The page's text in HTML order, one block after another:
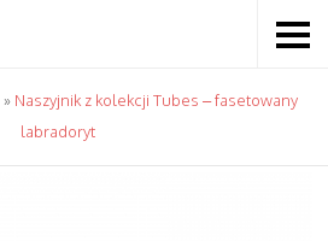
» Naszyjnik z kolekcji Tubes – fasetowany
labradoryt